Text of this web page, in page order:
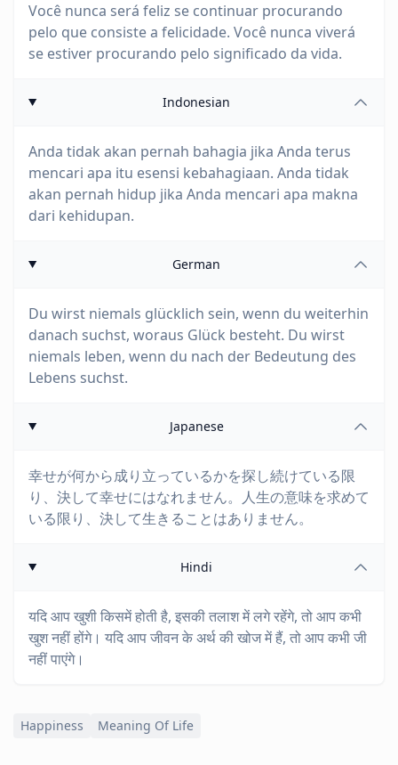
Você nunca será feliz se continuar procurando
pelo que consiste a felicidade. Você nunca viverá
se estiver procurando pelo significado da vida.
Indonesian
Anda tidak akan pernah bahagia jika Anda terus
mencari apa itu esensi kebahagiaan. Anda tidak
akan pernah hidup jika Anda mencari apa makna
dari kehidupan.
German
Du wirst niemals glücklich sein, wenn du weiterhin
danach suchst, woraus Glück besteht. Du wirst
niemals leben, wenn du nach der Bedeutung des
Lebens suchst.
Japanese
幸せが何から成り立っているかを探し続けている限
り、決して幸せにはなれません。人生の意味を求めて
いる限り、決して生きることはありません。
Hindi
यदि आप खुशी किसमें होती है, इसकी तलाश में लगे रहेंगे, तो आप कभी
खुश नहीं होंगे। यदि आप जीवन के अर्थ की खोज में हैं, तो आप कभी जी
नहीं पाएंगे।
Happiness Meaning Of Life